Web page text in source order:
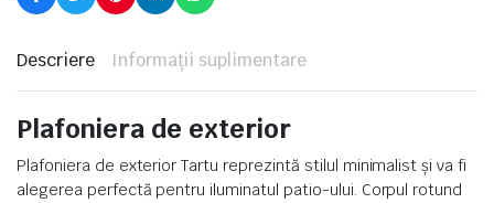
Descriere Informații suplimentare
Plafoniera de exterior
Plafoniera de exterior Tartu reprezintă stilul minimalist și va fi
alegerea perfectă pentru iluminatul patio-ului. Corpul rotund